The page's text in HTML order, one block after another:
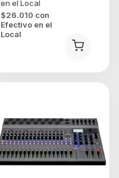
$26.010 con
Efectivo en el
Local